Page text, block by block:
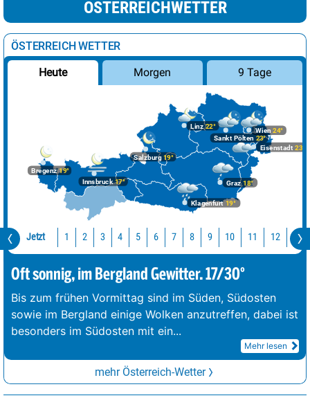
ÖSTERREICHWETTER
ÖSTERREICH WETTER
Heute Morgen 9 Tage
Bregenz19°
Graz18°
Innsbruck17°
Klagenfurt 19°
Linz22°
Salzburg19°
Wien 24°
Eisenstadt 23°
Sankt Pölten 23°
Jetzt 1 2 3 4 5 6 7 8 9 10 11 12 13
Oft sonnig, im Bergland Gewitter. 17/30°
Bis zum frühen Vormittag sind im Süden, Südosten
sowie im Bergland einige Wolken anzutreffen, dabei ist
besonders im Südosten mit ein...
Mehr lesen
mehr Österreich-Wetter